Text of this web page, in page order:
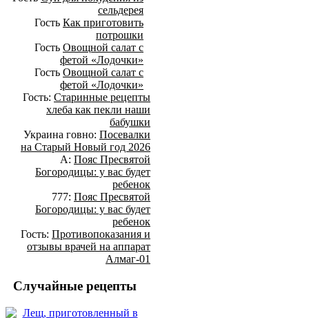
сельдерея
Гость Как приготовить
потрошки
Гость Овощной салат с
фетой «Лодочки»
Гость Овощной салат с
фетой «Лодочки»
Гость: Старинные рецепты
хлеба как пекли наши
бабушки
Украина говно: Посевалки
на Старый Новый год 2026
А: Пояс Пресвятой
Богородицы: у вас будет
ребенок
777: Пояс Пресвятой
Богородицы: у вас будет
ребенок
Гость: Противопоказания и
отзывы врачей на аппарат
Алмаг-01
Случайные рецепты